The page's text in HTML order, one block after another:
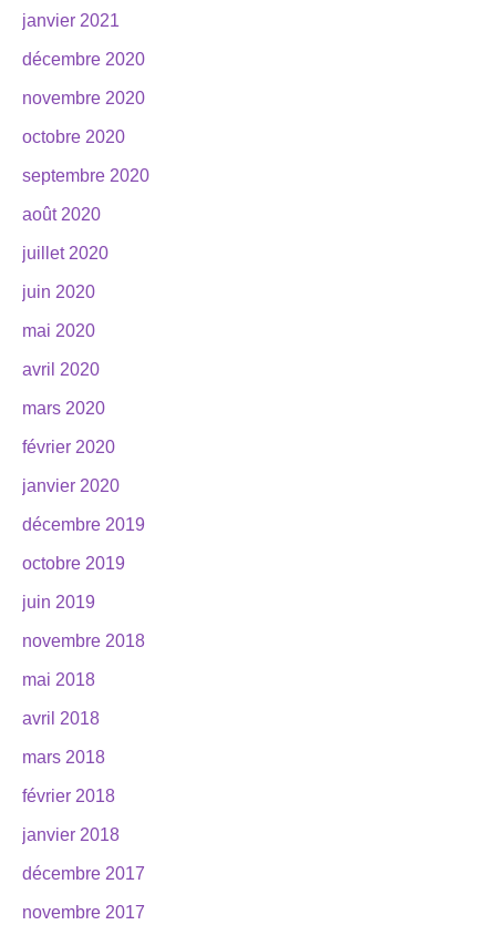
janvier 2021
décembre 2020
novembre 2020
octobre 2020
septembre 2020
août 2020
juillet 2020
juin 2020
mai 2020
avril 2020
mars 2020
février 2020
janvier 2020
décembre 2019
octobre 2019
juin 2019
novembre 2018
mai 2018
avril 2018
mars 2018
février 2018
janvier 2018
décembre 2017
novembre 2017